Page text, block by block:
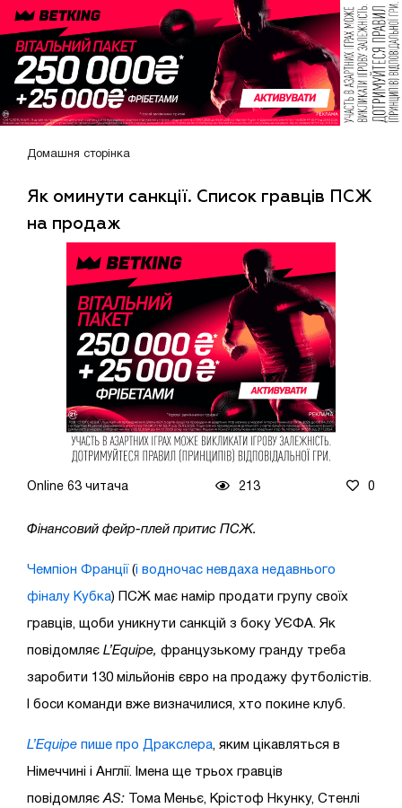
Домашня сторінка
Як оминути санкції. Список гравців ПСЖ
на продаж
Online 63 читача 213 0
Фінансовий фейр-плей притис ПСЖ.
Чемпіон Франції (і водночас невдаха недавнього
фіналу Кубка) ПСЖ має намір продати групу своїх
гравців, щоби уникнути санкцій з боку УЄФА. Як
повідомляє L’Equipe, французькому гранду треба
заробити 130 мільйонів євро на продажу футболістів.
І боси команди вже визначилися, хто покине клуб.
L’Equipe пише про Дракслера , яким цікавляться в
Німеччині і Англії. Імена ще трьох гравців
повідомляє AS: Тома Меньє, Крістоф Нкунку, Стенлі